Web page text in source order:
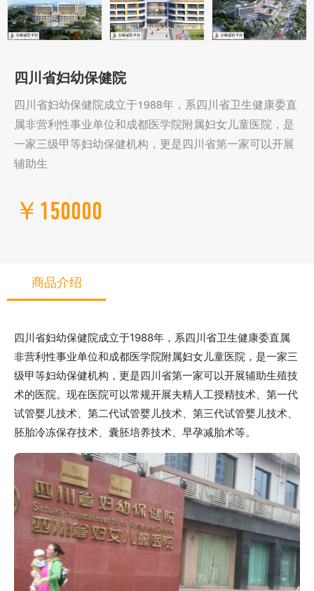
四川省妇幼保健院
四川省妇幼保健院成立于1988年，系四川省卫生健康委直
属非营利性事业单位和成都医学院附属妇女儿童医院，是
一家三级甲等妇幼保健机构，更是四川省第一家可以开展
辅助生
￥150000
商品介绍
四川省妇幼保健院成立于1988年，系四川省卫生健康委直属
非营利性事业单位和成都医学院附属妇女儿童医院，是一家三
级甲等妇幼保健机构，更是四川省第一家可以开展辅助生殖技
术的医院。现在医院可以常规开展夫精人工授精技术、第一代
试管婴儿技术、第二代试管婴儿技术、第三代试管婴儿技术、
胚胎冷冻保存技术、囊胚培养技术、早孕减胎术等。